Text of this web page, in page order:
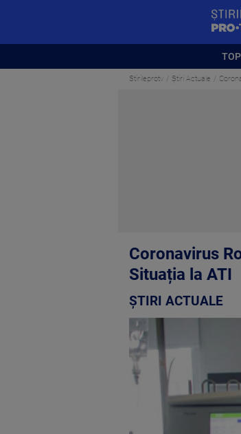
Stirileprotv Știri Actuale
Coronavirus
Situația la ATI
ȘTIRI ACTUALE